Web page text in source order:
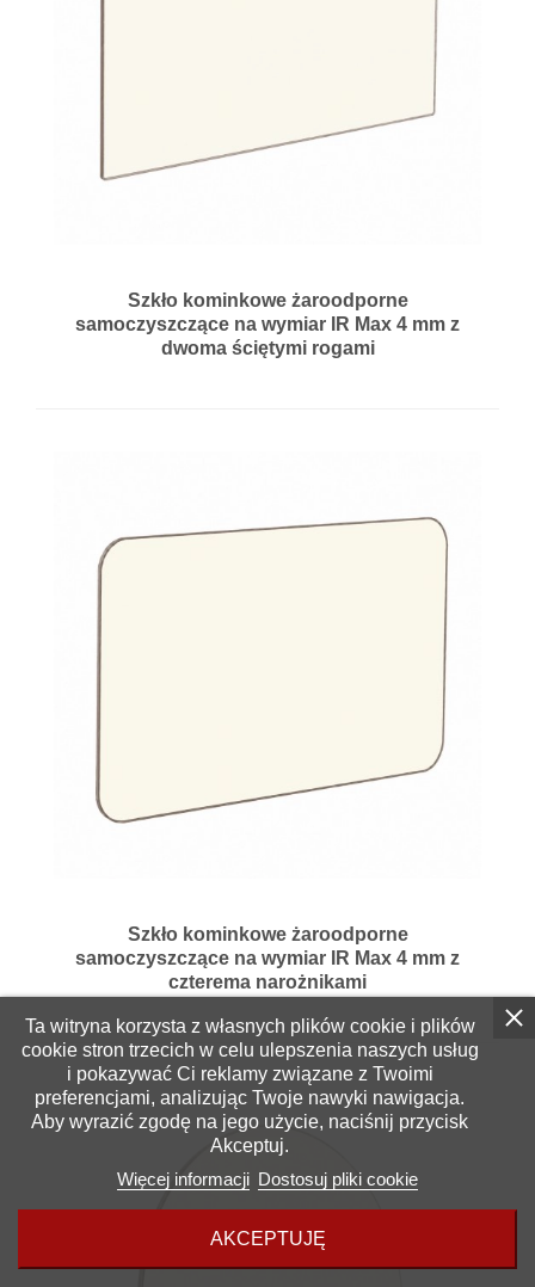
Ta witryna korzysta z własnych plików cookie i plików
cookie stron trzecich w celu ulepszenia naszych usług
i pokazywać Ci reklamy związane z Twoimi
preferencjami, analizując Twoje nawyki nawigacja.
Aby wyrazić zgodę na jego użycie, naciśnij przycisk
Akceptuj.
Więcej informacji Dostosuj pliki cookie
AKCEPTUJĘ
Szkło kominkowe żaroodporne
samoczyszczące na wymiar IR Max 4 mm z
dwoma ściętymi rogami
Szkło kominkowe żaroodporne
samoczyszczące na wymiar IR Max 4 mm z
czterema narożnikami